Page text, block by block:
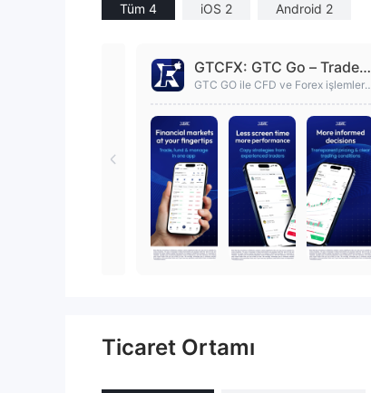
Tüm 4 iOS 2 Android 2
GTCFX: GTC Go – Trade &
Invest
GTC GO ile CFD ve Forex işlemleri
Ticaret Ortamı